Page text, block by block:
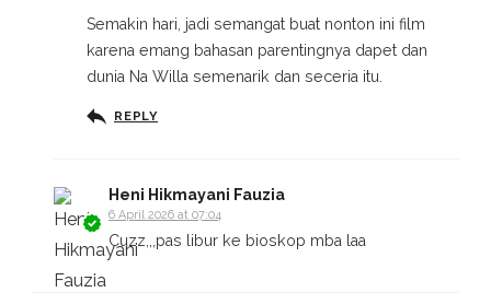
Semakin hari, jadi semangat buat nonton ini film
karena emang bahasan parentingnya dapet dan
dunia Na Willa semenarik dan seceria itu.
REPLY
Heni Hikmayani Fauzia
6 April 2026 at 07:04
Cuzz,,,pas libur ke bioskop mba laa